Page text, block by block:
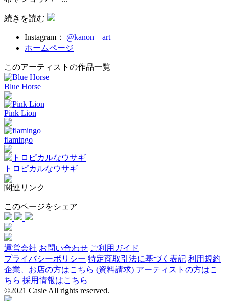
続きを読む
Instagram： @kanon__art
ホームページ
このアーティストの作品一覧
Blue Horse
Pink Lion
flamingo
トロピカルなウサギ
関連リンク
このページをシェア
運営会社 お問い合わせ ご利用ガイド
プライバシーポリシー 特定商取引法に基づく表記 利用規約
企業、お店の方はこちら (資料請求) アーティストの方はこ
ちら 採用情報はこちら
©2021 Casie All rights reserved.